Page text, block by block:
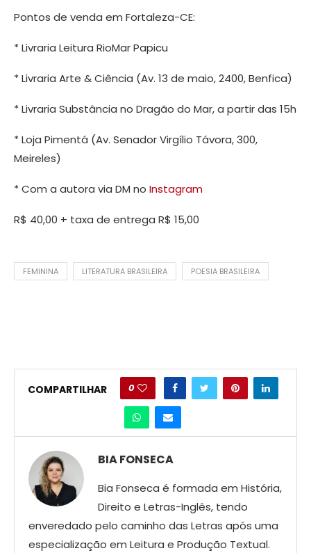
Pontos de venda em Fortaleza-CE:
* Livraria Leitura RioMar Papicu
* Livraria Arte & Ciência (Av. 13 de maio, 2400, Benfica)
* Livraria Substância no Dragão do Mar, a partir das 15h
* Loja Pimentá (Av. Senador Virgílio Távora, 300,
Meireles)
* Com a autora via DM no Instagram
R$ 40,00 + taxa de entrega R$ 15,00
FEMININA LITERATURA BRASILEIRA POESIA BRASILEIRA
COMPARTILHAR 0
BIA FONSECA
Bia Fonseca é formada em História,
Direito e Letras-Inglês, tendo
enveredado pelo caminho das Letras após uma
especialização em Leitura e Produção Textual.